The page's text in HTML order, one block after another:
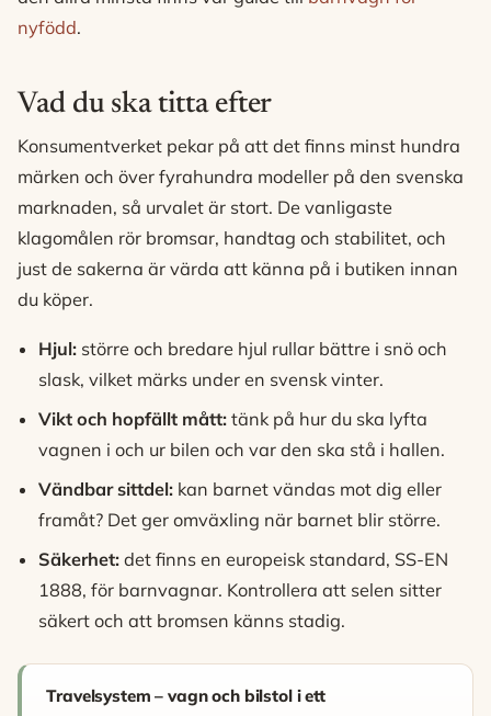
nyfödd.
Vad du ska titta efter
Konsumentverket pekar på att det finns minst hundra
märken och över fyrahundra modeller på den svenska
marknaden, så urvalet är stort. De vanligaste
klagomålen rör bromsar, handtag och stabilitet, och
just de sakerna är värda att känna på i butiken innan
du köper.
Hjul: större och bredare hjul rullar bättre i snö och
slask, vilket märks under en svensk vinter.
Vikt och hopfällt mått: tänk på hur du ska lyfta
vagnen i och ur bilen och var den ska stå i hallen.
Vändbar sittdel: kan barnet vändas mot dig eller
framåt? Det ger omväxling när barnet blir större.
Säkerhet: det finns en europeisk standard, SS-EN
1888, för barnvagnar. Kontrollera att selen sitter
säkert och att bromsen känns stadig.
Travelsystem – vagn och bilstol i ett